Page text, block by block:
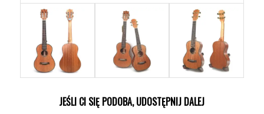
JEŚLI CI SIĘ PODOBA, UDOSTĘPNIJ DALEJ